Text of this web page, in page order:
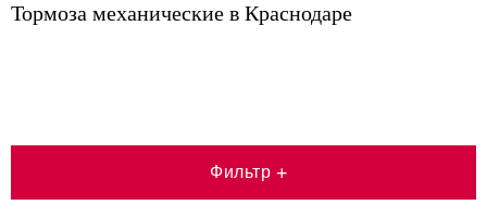
Тормоза механические в Краснодаре
Фильтр +